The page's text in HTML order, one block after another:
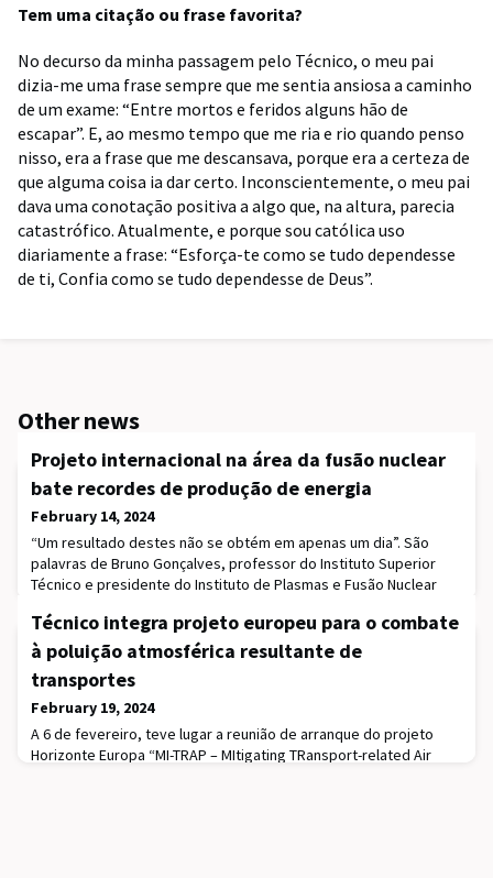
Tem uma citação ou frase favorita?
No decurso da minha passagem pelo Técnico, o meu pai
dizia-me uma frase sempre que me sentia ansiosa a caminho
de um exame: “Entre mortos e feridos alguns hão de
escapar”. E, ao mesmo tempo que me ria e rio quando penso
nisso, era a frase que me descansava, porque era a certeza de
que alguma coisa ia dar certo. Inconscientemente, o meu pai
dava uma conotação positiva a algo que, na altura, parecia
catastrófico. Atualmente, e porque sou católica uso
diariamente a frase: “Esforça-te como se tudo dependesse
de ti, Confia como se tudo dependesse de Deus”.
Other news
Projeto internacional na área da fusão nuclear
bate recordes de produção de energia
February 14, 2024
“Um resultado destes não se obtém em apenas um dia”. São
palavras de Bruno Gonçalves, professor do Instituto Superior
Técnico e presidente do Instituto de Plasmas e Fusão Nuclear
Torus (JET) divulgados a 8 de fevereiro. Nas últimas experiências
deste reator de fusão nuclear baseado em Culham, no Reino
Unido, foram batidos recordes de produç
Técnico integra projeto europeu para o combate
à poluição atmosférica resultante de
transportes
February 19, 2024
A 6 de fevereiro, teve lugar a reunião de arranque do projeto
Horizonte Europa “MI-TRAP – MItigating TRansport-related Air